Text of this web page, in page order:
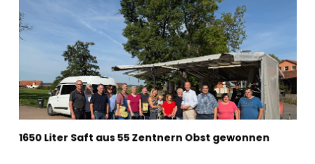
1650 Liter Saft aus 55 Zentnern Obst gewonnen